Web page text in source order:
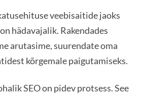
veebisaitide jaoks
hädavajalik. Rakendades
arutasime, suurendate oma
kõrgemale paigutamiseks.
SEO on pidev protsess. See